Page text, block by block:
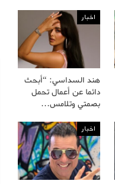
اخبار
هند السداسي: “أبحث
دائما عن أعمال تحمل
بصمتي وتلامس…
اخبار